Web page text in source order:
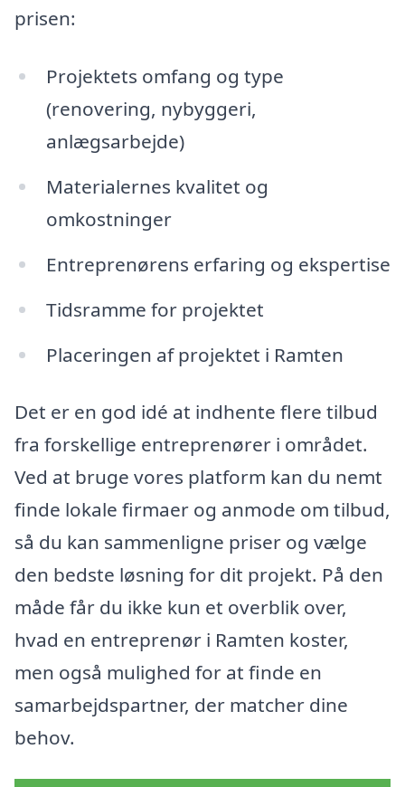
prisen:
Projektets omfang og type
(renovering, nybyggeri,
anlægsarbejde)
Materialernes kvalitet og
omkostninger
Entreprenørens erfaring og ekspertise
Tidsramme for projektet
Placeringen af projektet i Ramten
Det er en god idé at indhente flere tilbud
fra forskellige entreprenører i området.
Ved at bruge vores platform kan du nemt
finde lokale firmaer og anmode om tilbud,
så du kan sammenligne priser og vælge
den bedste løsning for dit projekt. På den
måde får du ikke kun et overblik over,
hvad en entreprenør i Ramten koster,
men også mulighed for at finde en
samarbejdspartner, der matcher dine
behov.